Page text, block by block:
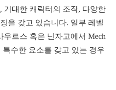
거대한 캐릭터의 조작, 다양한
을 갖고 있습니다. 일부 레벨
르스 혹은 닌자고에서 Mech
특수한 요소를 갖고 있는 경우